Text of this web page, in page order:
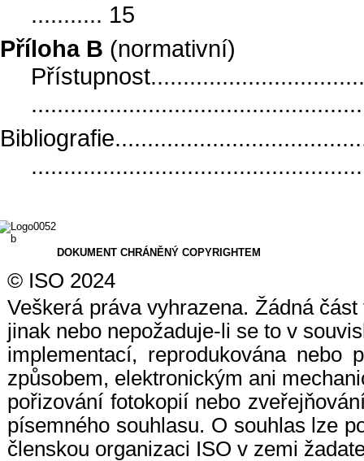
........... 15
Příloha B (normativní)
DOKUMENT CHRÁNĚNÝ COPYRIGHTEM
© ISO 2024
Veškerá práva vyhrazena. Žádná
jinak nebo nepožaduje-li se to v
implementací, reprodukována nebo
způsobem, elektronickým ani
pořizování fotokopií nebo
písemného souhlasu. O souhlas lze
členskou organizaci ISO v zemi